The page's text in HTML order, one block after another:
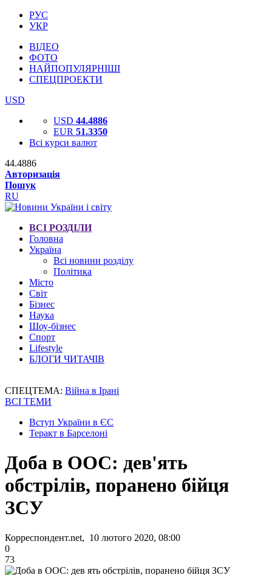
РУС
УКР
ВІДЕО
ФОТО
НАЙПОПУЛЯРНІШІ
СПЕЦПРОЕКТИ
USD
USD 44.4886
EUR 51.3350
Всі курси валют
44.4886
Авторизація
Пошук
RU
ВСІ РОЗДІЛИ
Головна
Україна
Всі новини розділу
Політика
Місто
Світ
Бізнес
Наука
Шоу-бізнес
Спорт
Lifestyle
БЛОГИ ЧИТАЧІВ
СПЕЦТЕМА: Війна в Ірані
ВСІ ТЕМИ
Вступ України в ЄС
Теракт в Барселоні
Доба в ООС: дев'ять
обстрілів, поранено бійця
ЗСУ
Корреспондент.net, 10 лютого 2020, 08:00
0
73